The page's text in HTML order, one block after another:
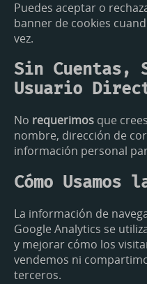
Puedes aceptar o
banner de cookies
vez.
Sin Cuentas,
Usuario
No requerimos que
nombre, dirección de
información personal
Cómo
La información de
Google Analytics se
y mejorar cómo los
vendemos ni
terceros.